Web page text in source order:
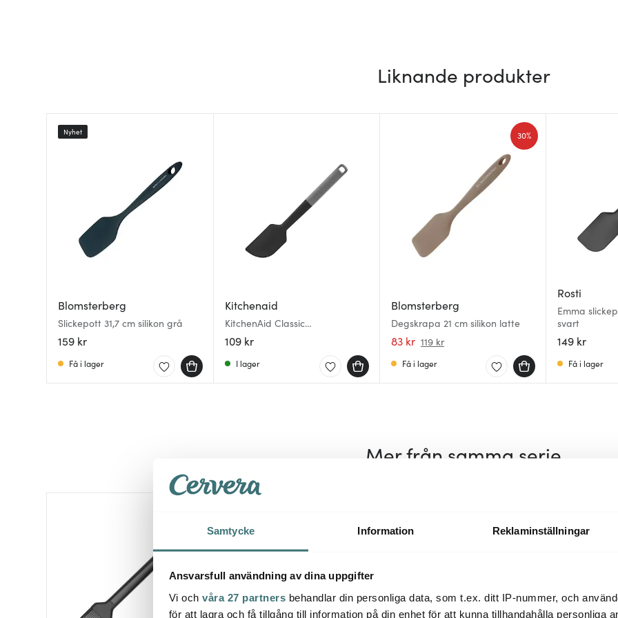
Samtycke Information Reklaminställningar
Ansvarsfull användning av dina uppgifter
Vi och våra 27 partners behandlar din personliga data, som t.ex. ditt IP-nummer, och
för att lagra och få tillgång till information på din enhet för att kunna tillhandahålla personliga
Liknande produkter
Blomsterberg
Slickepott 31,7 cm silikon grå
159 kr
Nyhet
Få i lager
Kitchenaid
KitchenAid Classic
stekspade/slickepott 30 cm
charcoal grey
109 kr
I lager
Blomsterberg
Degskrapa 21 cm silikon latte
83 kr 119 kr
30%
Få i lager
Rosti
Emma
svart
149 kr
Få i lager
Mer från samma serie